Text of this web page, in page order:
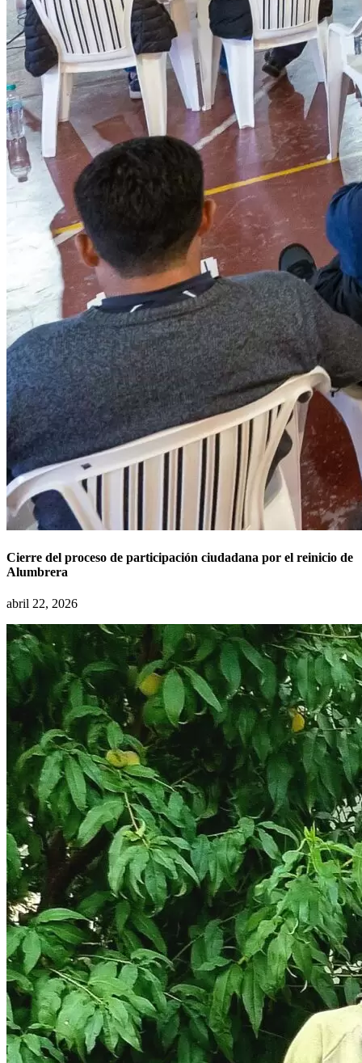
Cierre del proceso de participación ciudadana por el reinicio de
Alumbrera
abril 22, 2026